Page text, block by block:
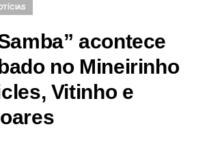
acontece
no Mineirinho
Vitinho e